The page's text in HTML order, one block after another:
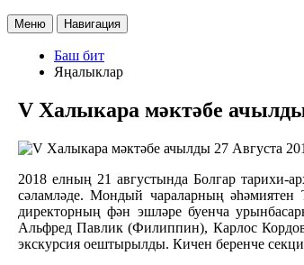
Меню Навигация
Баш бит
Яңалыклар
V Халыкара мәктәбе
27 Августа
2018 елның 21 августында Болгар
сәламләде. Мондый чараларның
директорның фән эшләре буенча
Альфред Павлик (Филиппин), Карлос
экскурсия оештырылды. Кичен беренче